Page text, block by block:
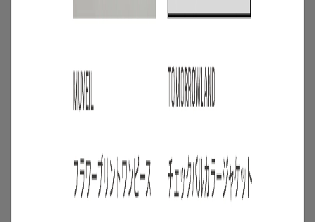
キャンペーン
【夏限定】短く借りて、たくさん楽し
む。短期レンタルキャンペーン開催